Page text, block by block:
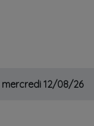
mercredi 12/08/26